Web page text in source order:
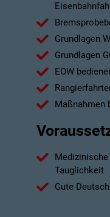
Grundlagen
Grundlagen
EOW
Maßnahmen
Tauglichkeit
Gute